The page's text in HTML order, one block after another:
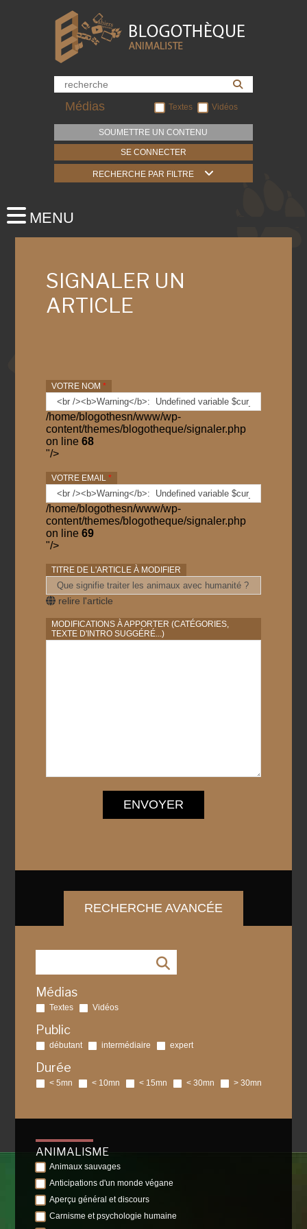
Médias Textes Vidéos
SOUMETTRE UN CONTENU
SE CONNECTER
RECHERCHE PAR FILTRE
SIGNALER UN
ARTICLE
VOTRE NOM*
/home/blogothesn/www/wp-
content/themes/blogotheque/signaler.php
on line68
"/>
VOTRE EMAIL*
/home/blogothesn/www/wp-
content/themes/blogotheque/signaler.php
on line69
"/>
TITRE DE L'ARTICLE À MODIFIER
relire l'article
MODIFICATIONS À APPORTER (CATÉGORIES,
TEXTE D'INTRO SUGGÉRÉ...)
ENVOYER
RECHERCHE AVANCÉE
Médias
Textes Vidéos
Public
débutant intermédiaire expert
Durée
< 5mn < 10mn < 15mn < 30mn > 30mn
ANIMALISME
Animaux sauvages
Anticipations d'un monde végane
Aperçu général et discours
Carnisme et psychologie humaine